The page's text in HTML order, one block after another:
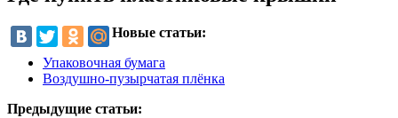
Новые статьи:
Упаковочная бумага
Воздушно-пузырчатая плёнка
Предыдущие статьи: